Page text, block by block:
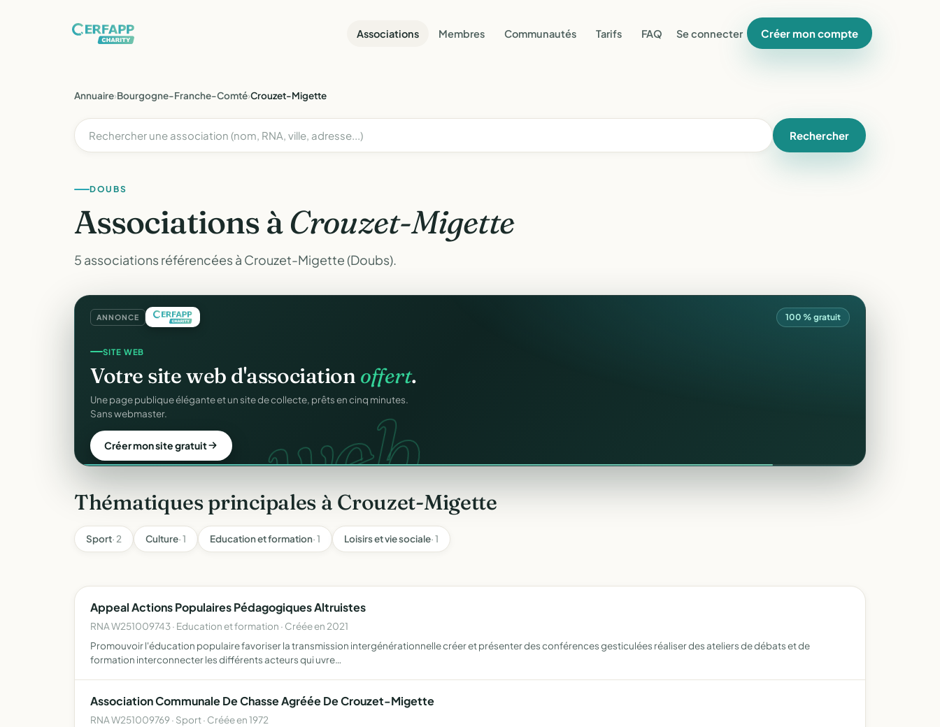
Associations Membres Communautés Tarifs FAQ Se connecter Créer mon compte
Annuaire›Bourgogne-Franche-Comté›Crouzet-Migette
Rechercher
DOUBS
Associations àCrouzet-Migette
5 associations référencées à Crouzet-Migette (Doubs).
ANNONCE 100 % gratuit
CRM.
CRM ASSOCIATIF
UnCRM completpour vos membres.
Fiches donateurs, historique des dons, relances, adhésions — fini les
fichiers Excel.
Découvrir le CRM gratuit web.
SITE WEB
Votre site web d'association offert.
Une page publique élégante et un site de collecte, prêts en cinq minutes.
Sans webmaster.
Créer mon site gratuit
Thématiques principales à Crouzet-Migette
Sport· 2 Culture· 1 Education et formation· 1 Loisirs et vie sociale· 1
Appeal Actions Populaires Pédagogiques Altruistes
RNA W251009743 · Education et formation · Créée en 2021
Promouvoir l'éducation populaire favoriser la transmission intergénérationnelle créer et présenter des conférences gesticulées réaliser des ateliers de débats et de
formation interconnecter les différents acteurs qui uvre…
Association Communale De Chasse Agréée De Crouzet-Migette
RNA W251009769 · Sport · Créée en 1972